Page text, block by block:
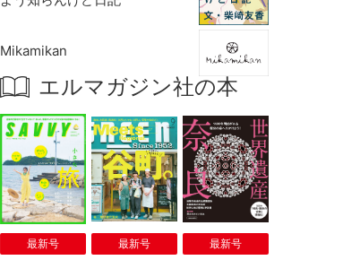
Mikamikan
エルマガジン社の本
最新号 最新号 最新号